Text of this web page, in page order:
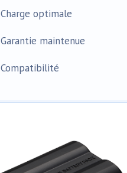
Charge optimale
Garantie maintenue
Compatibilité